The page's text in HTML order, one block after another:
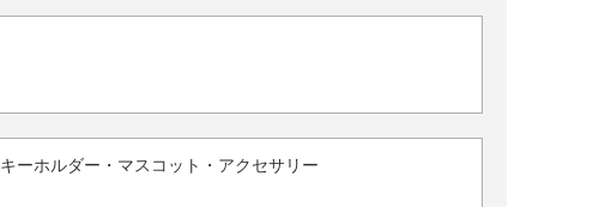
キーホルダー・マスコット・アクセサリー